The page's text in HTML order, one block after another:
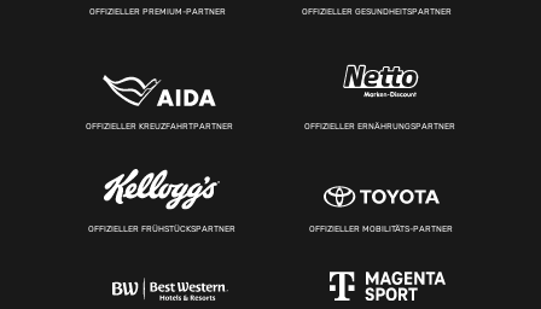
OFFIZIELLER PREMIUM-PARTNER OFFIZIELLER GESUNDHEITSPARTNER
OFFIZIELLER KREUZFAHRTPARTNER OFFIZIELLER ERNÄHRUNGSPARTNER
OFFIZIELLER FRÜHSTÜCKSPARTNER OFFIZIELLER MOBILITÄTS-PARTNER